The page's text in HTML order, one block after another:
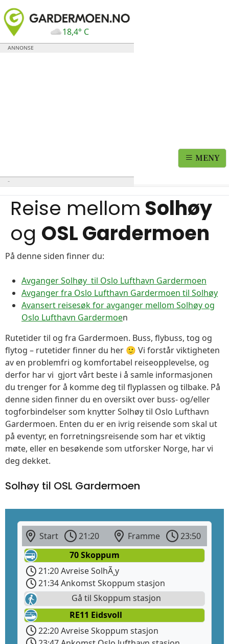
18,4° C
MENY
Reise mellom Solhøy
og OSL Gardermoen
På denne siden finner du:
Avganger Solhøy til Oslo Lufthavn Gardermoen
Avganger fra Oslo Lufthavn Gardermoen til Solhøy
Avansert reisesøk for avganger mellom Solhøy og
Oslo Lufthavn Gardermoen
Rutetider til og fra Gardermoen. Buss, flybuss, tog og
flytog – rutetider finner du her 🙂 Vi forstår viktigheten
av en problemfri og komfortabel reiseopplevelse, og
derfor har vi gjort vårt beste i å samle informasjonen
du trenger for å komme deg til flyplassen og tilbake. På
denne siden finner du en oversikt over buss- og/eller
togforbindelser som knytter Solhøy til Oslo Lufthavn
Gardermoen. Enten du er en ivrig reisende som skal ut
på eventyr, en forretningsreisende som har et viktig
møte, eller en besøkende som utforsker Norge, har vi
deg dekket.
Solhøy til OSL Gardermoen
Start 21:20 Framme
23:50
70 Skoppum
21:20 Avreise SolhÃ¸y
21:34 Ankomst Skoppum stasjon
Gå til Skoppum stasjon
RE11 Eidsvoll
22:20 Avreise Skoppum stasjon